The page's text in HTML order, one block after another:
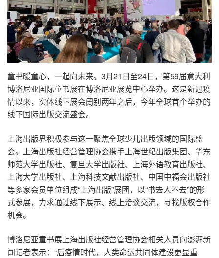
童书暖童心，一起向未来。3月21日至24日，第59届意大利
博洛尼亚国际童书展在博洛尼亚展览中心举办。这是新冠疫
情以来，实体线下展会阔别两年之后，今年全球首个举办的
线下国际出版交流盛会。
上海出版界积极参与这一聚焦全球少儿出版领域的国际盛
会。上海出版社经营管理协会携手上海世纪出版集团、华东
师范大学出版社、复旦大学出版社、上海外语教育出版社、
上海大学出版社、上海科技文献出版社、中国中福会出版社
等多家会员单位组成“上海出版”展团，以“书去人不去”的形
式参展，力求通过线下展示、线上洽谈交流，寻找版权合作
机会。
博洛尼亚童书展上海出版社经营管理协会相关人员向澎湃新
闻记者表示：“后疫情时代，人类命运共同体建设更显重